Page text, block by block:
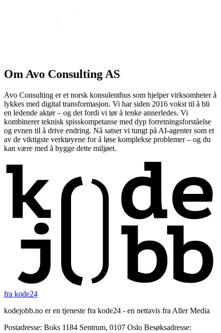
Om Avo Consulting AS
Avo Consulting er et norsk konsulenthus som hjelper virksomheter å
lykkes med digital transformasjon. Vi har siden 2016 vokst til å bli
en ledende aktør – og det fordi vi tør å tenke annerledes. Vi
kombinerer teknisk spisskompetanse med dyp forretningsforståelse
og evnen til å drive endring. Nå satser vi tungt på AI-agenter som et
av de viktigste verktøyene for å løse komplekse problemer – og du
kan være med å bygge dette miljøet.
fra kode24
kodejobb.no er en tjeneste fra kode24 - en nettavis fra Aller Media
Postadresse: Boks 1184 Sentrum, 0107 Oslo Besøksadresse: